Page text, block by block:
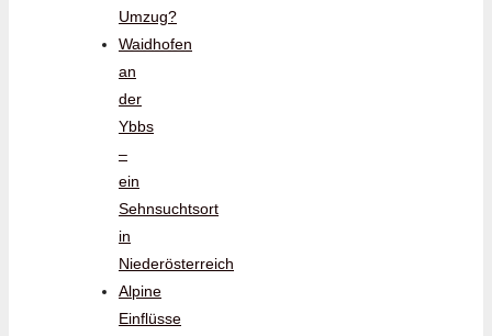
Umzug?
Waidhofen
an
der
Ybbs
–
ein
Sehnsuchtsort
in
Niederösterreich
Alpine
Einflüsse